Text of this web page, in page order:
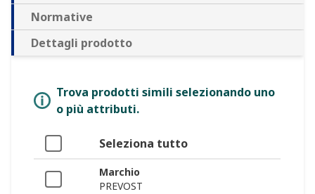
Normative
Dettagli prodotto
Trova prodotti simili selezionando uno
o più attributi.
Seleziona tutto
Marchio
PREVOST